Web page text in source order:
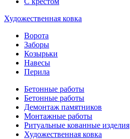
Художественная ковка
Ворота
Заборы
Козырьки
Навесы
Перила
Бетонные работы
Бетонные работы
Демонтаж памятников
Монтажные работы
Ритуальные кованные изделия
Художественная ковка